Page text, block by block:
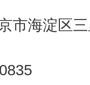
海淀区三